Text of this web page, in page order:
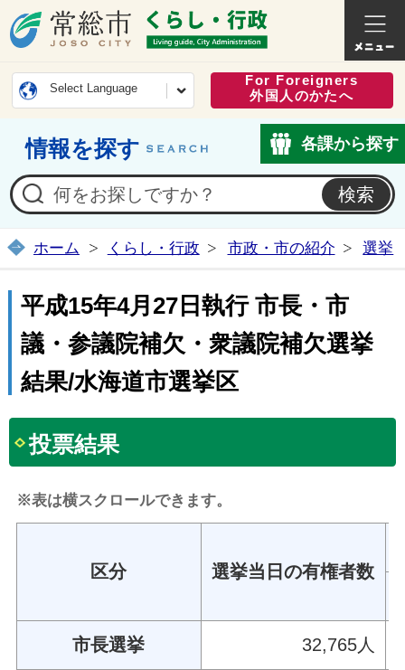
常総市公式ホームページ
くらし
Select Language
For Foreigners
外国人のかたへ
情報を探す 各課から探す
ホーム くらし・行政 市政・市の紹介 選挙
平成15年4月27日執行 市長・市
議・参議院補欠・衆議院補欠選挙
結果/水海道市選挙区
投票結果
※表は横スクロールできます。
区分
選挙当日の有権者数
市長選挙 32,765人